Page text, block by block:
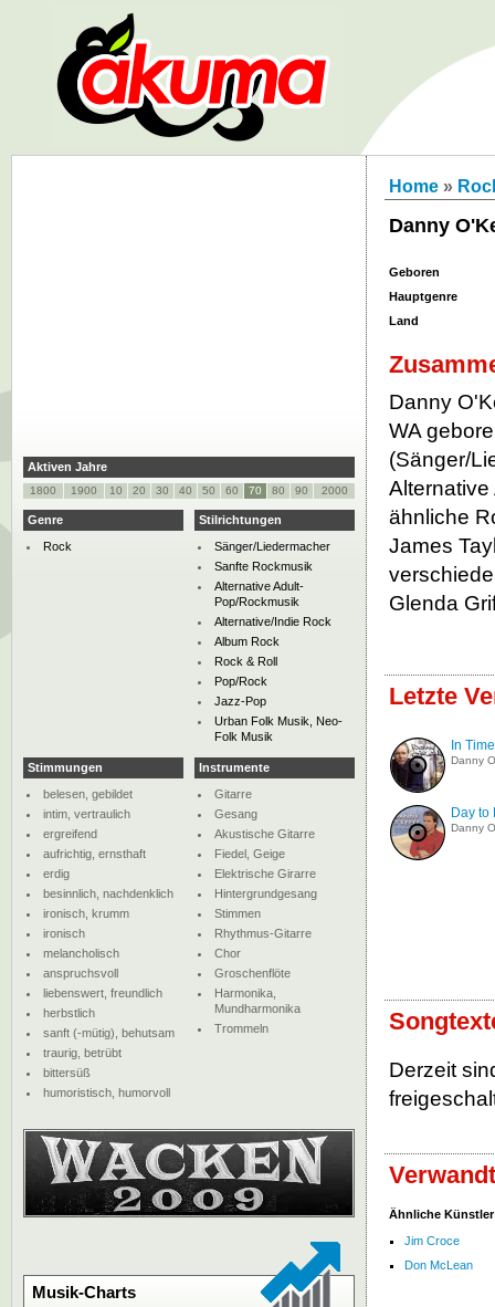
Home »
Danny
Geboren
Hauptgenre
Land
Danny
WA
(Sänger/
ähnliche
James
Glenda
Letzte
In Time
Danny
Day to
Danny
Derzeit
Ähnliche Künstler
Jim Croce
Don McLean
Aktiven Jahre
1800 1900 10 20 30 40 50 60 70 80 90 2000
Genre
Rock
Stilrichtungen
Sänger/Liedermacher
Sanfte Rockmusik
Alternative Adult-
Pop/Rockmusik
Alternative/Indie Rock
Album Rock
Rock & Roll
Pop/Rock
Jazz-Pop
Urban Folk Musik, Neo-
Folk Musik
Stimmungen
belesen, gebildet
intim, vertraulich
ergreifend
aufrichtig, ernsthaft
erdig
besinnlich, nachdenklich
ironisch, krumm
ironisch
melancholisch
anspruchsvoll
liebenswert, freundlich
herbstlich
sanft (-mütig), behutsam
traurig, betrübt
bittersüß
humoristisch, humorvoll
Instrumente
Gitarre
Gesang
Akustische Gitarre
Fiedel, Geige
Elektrische Girarre
Hintergrundgesang
Stimmen
Rhythmus-Gitarre
Chor
Groschenflöte
Harmonika,
Mundharmonika
Trommeln
Musik-Charts